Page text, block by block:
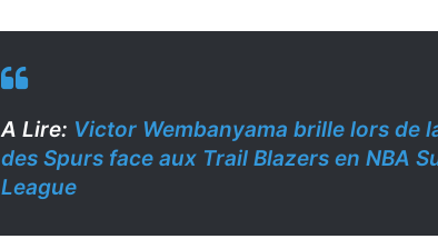
A Lire: Victor Wembanyama brille lors de
des Spurs face aux Trail Blazers en NBA
League